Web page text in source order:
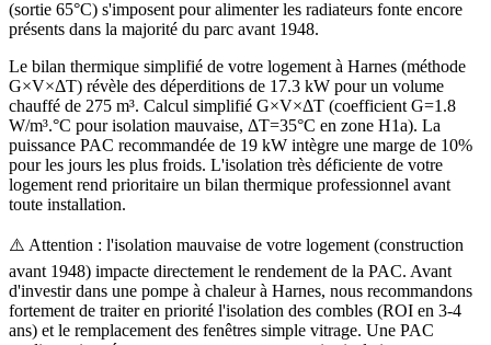
(sortie 65°C) s'imposent pour alimenter les radiateurs fonte encore
présents dans la majorité du parc avant 1948.
Le bilan thermique simplifié de votre logement à Harnes (méthode
G×V×ΔT) révèle des déperditions de 17.3 kW pour un volume
chauffé de 275 m³. Calcul simplifié G×V×ΔT (coefficient G=1.8
W/m³.°C pour isolation mauvaise, ΔT=35°C en zone H1a). La
puissance PAC recommandée de 19 kW intègre une marge de 10%
pour les jours les plus froids. L'isolation très déficiente de votre
logement rend prioritaire un bilan thermique professionnel avant
toute installation.
⚠️ Attention : l'isolation mauvaise de votre logement (construction
avant 1948) impacte directement le rendement de la PAC. Avant
d'investir dans une pompe à chaleur à Harnes, nous recommandons
fortement de traiter en priorité l'isolation des combles (ROI en 3-4
ans) et le remplacement des fenêtres simple vitrage. Une PAC